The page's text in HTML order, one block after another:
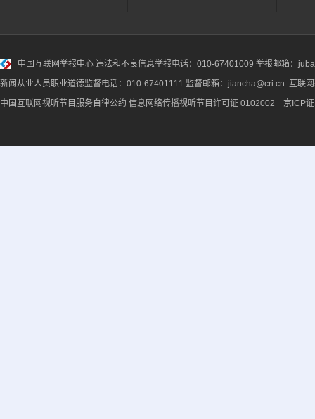
中国互联网举报中心 违法和不良信息举报电话：010-67401009 举报邮箱：
新闻从业人员职业道德监督电话：010-67401111 监督邮箱：jiancha@cri.cn 互联
中国互联网视听节目服务自律公约 信息网络传播视听节目许可证 0102002 京ICP